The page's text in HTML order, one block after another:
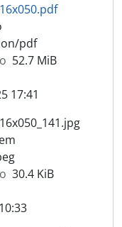
pdf
52.7 MiB
17:41
30.4 KiB